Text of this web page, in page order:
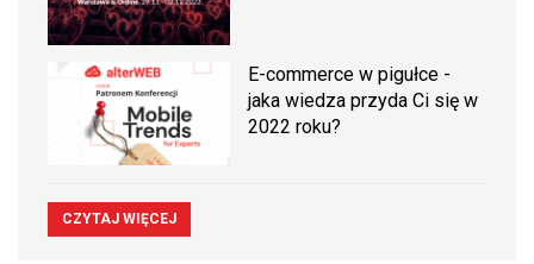
E-commerce w pigułce -
jaka wiedza przyda Ci się w
2022 roku?
CZYTAJ WIĘCEJ